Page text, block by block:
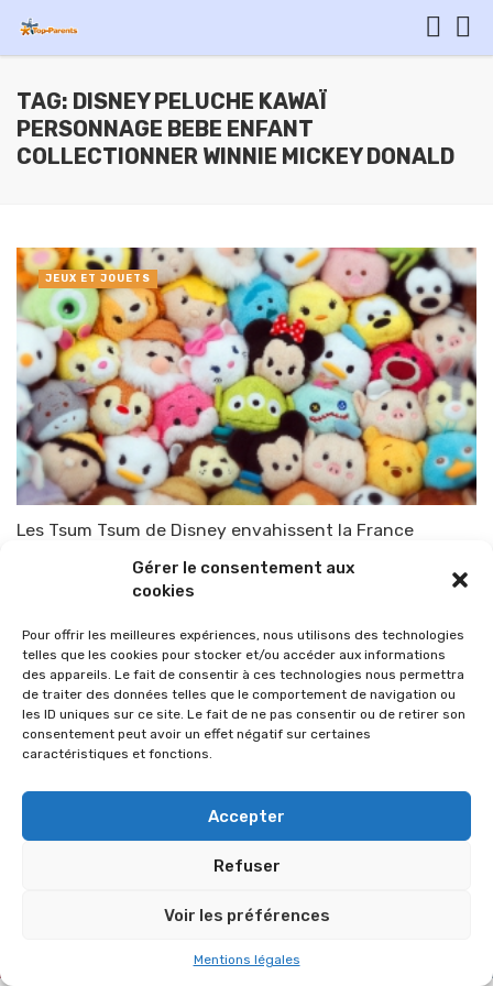
Gérer le consentement aux
cookies
Pour offrir les meilleures expériences, nous utilisons des technologies
telles que les cookies pour stocker et/ou accéder aux informations
des appareils. Le fait de consentir à ces technologies nous permettra
de traiter des données telles que le comportement de navigation ou
les ID uniques sur ce site. Le fait de ne pas consentir ou de retirer son
consentement peut avoir un effet négatif sur certaines
caractéristiques et fonctions.
Accepter
Refuser
Voir les préférences
Mentions légales
TAG: DISNEY PELUCHE KAWAÏ
PERSONNAGE BEBE ENFANT
COLLECTIONNER WINNIE MICKEY DONALD
Les Tsum Tsum de Disney envahissent la France
TOP-PARENTS 21 janvier 2015
JEUX ET JOUETS
© 2026 Im-presse. Tous droits réservés.
MENTIONS LÉGALES